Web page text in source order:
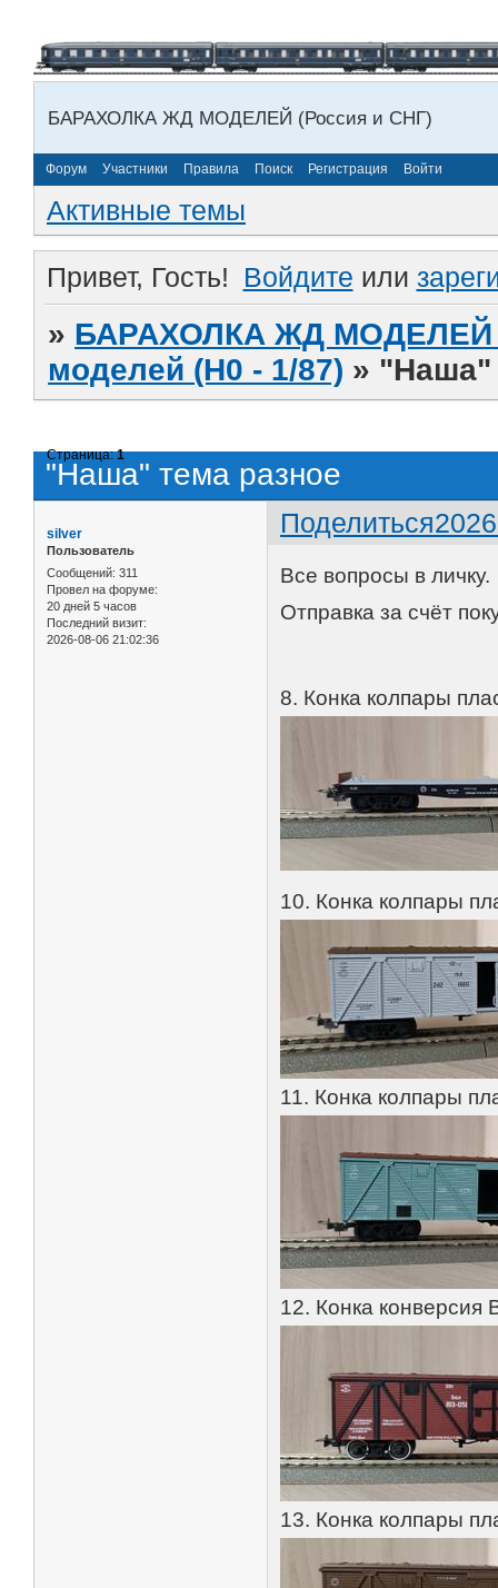
БАРАХОЛКА ЖД МОДЕЛЕЙ (Россия и СНГ)
Форум Участники Правила Поиск Регистрация Войти
Активные темы
Привет, Гость! Войдите или
» БАРАХОЛКА ЖД МОДЕЛЕЙ
моделей (H0 - 1/87) » "Наша"
"Наша" тема разное
Страница:1
Поделиться
silver
Пользователь
Сообщений: 311
Провел на форуме:
20 дней 5 часов
Последний визит:
2026-08-06 21:02:36
Все вопросы в личку.
Отправка за счёт
8. Конка колпары
10. Конка колпары
11. Конка колпары
12. Конка конверсия
13. Конка колпары